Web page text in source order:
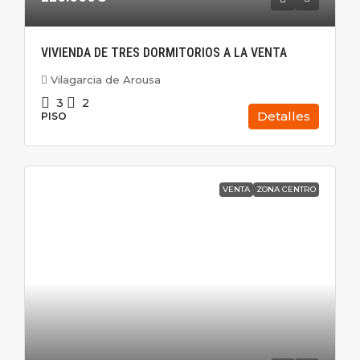
VIVIENDA DE TRES DORMITORIOS A LA VENTA
Vilagarcia de Arousa
3 2
PISO Detalles
VENTA ZONA CENTRO